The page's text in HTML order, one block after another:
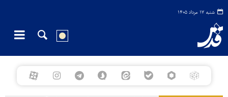
شنبه ۱۷ مرداد ۱۴۰۵